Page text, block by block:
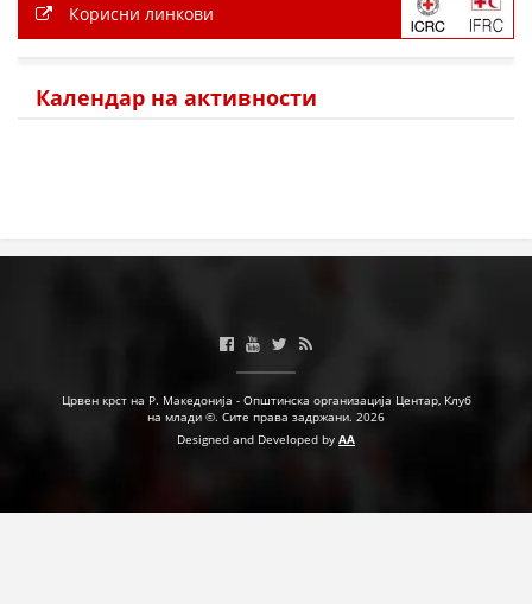
Корисни линкови
Календар на активности
Црвен крст на Р. Македонија - Општинска организација Центар, Клуб
на млади ©. Сите права задржани. 2026
Designed and Developed by AA